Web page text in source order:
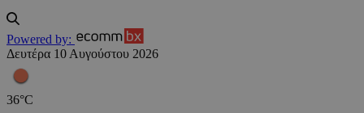
Powered by:
Δευτέρα 10 Αυγούστου 2026
36°C